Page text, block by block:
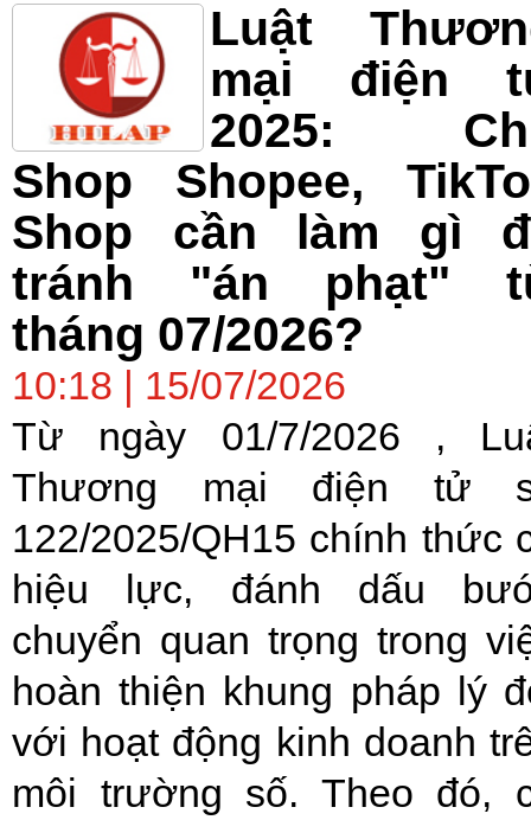
Luật
mại điện
2025:
Shop Shopee,
Shop cần làm gì
tránh "án phạt"
tháng 07/2026?
10:18 | 15/07/2026
Từ ngày 01/7/2026 ,
Thương mại điện tử
122/2025/QH15 chính thức
hiệu lực, đánh dấu
chuyển quan trọng trong
hoàn thiện khung pháp lý
với hoạt động kinh doanh
môi trường số. Theo đó,